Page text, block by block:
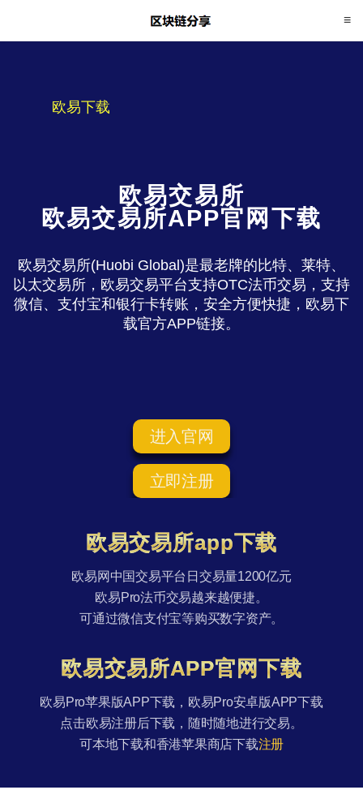
欧易下载
欧易交易所
欧易交易所APP官网下载
欧易交易所(Huobi Global)是最老牌的比特、莱特、
以太交易所，欧易交易平台支持OTC法币交易，支持
微信、支付宝和银行卡转账，安全方便快捷，欧易下
载官方APP链接。
进入官网
立即注册
欧易交易所app下载
欧易网中国交易平台日交易量1200亿元
欧易Pro法币交易越来越便捷。
可通过微信支付宝等购买数字资产。
欧易交易所APP官网下载
欧易Pro苹果版APP下载，欧易Pro安卓版APP下载
点击欧易注册后下载，随时随地进行交易。
可本地下载和香港苹果商店下载注册